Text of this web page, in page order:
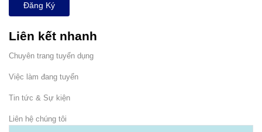
Đăng Ký
Liên kết nhanh
Chuyên trang tuyển dụng
Việc làm đang tuyển
Tin tức & Sự kiện
Liên hệ chúng tôi